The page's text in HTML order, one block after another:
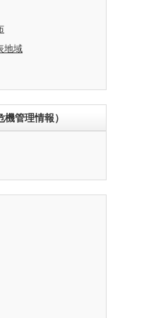
地域
管理情報）